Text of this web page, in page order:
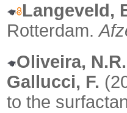
Langeveld,
Rotterdam.
Oliveira,
Gallucci, F.
to the